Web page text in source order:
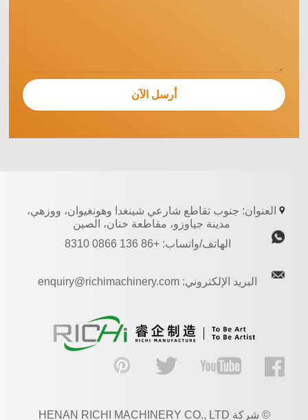
العنوان: جنوب تقاطع شارعي شينغدا وهونغيوان، ووزهي،
مدينة جياوزو، مقاطعة خنان، الصين
الهاتف/واتساب: +86 136 0866 8310
البريد الإلكتروني: enquiry@richimachinery.com
© شركة HENAN RICHI MACHINERY CO., LTD